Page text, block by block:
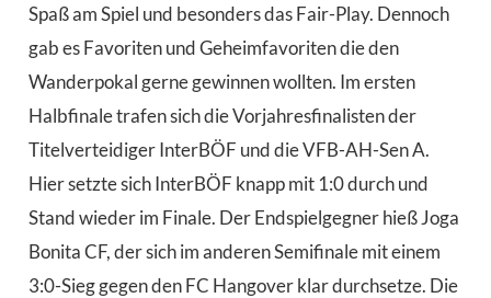
Spaß am Spiel und besonders das Fair-Play. Dennoch
gab es Favoriten und Geheimfavoriten die den
Wanderpokal gerne gewinnen wollten. Im ersten
Halbfinale trafen sich die Vorjahresfinalisten der
Titelverteidiger InterBÖF und die VFB-AH-Sen A.
Hier setzte sich InterBÖF knapp mit 1:0 durch und
Stand wieder im Finale. Der Endspielgegner hieß Joga
Bonita CF, der sich im anderen Semifinale mit einem
3:0-Sieg gegen den FC Hangover klar durchsetze. Die